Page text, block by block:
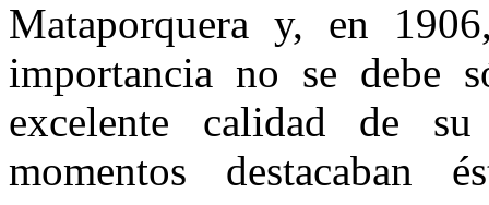
Mataporquera y, en
importancia no se debe
excelente calidad de
momentos destacaban